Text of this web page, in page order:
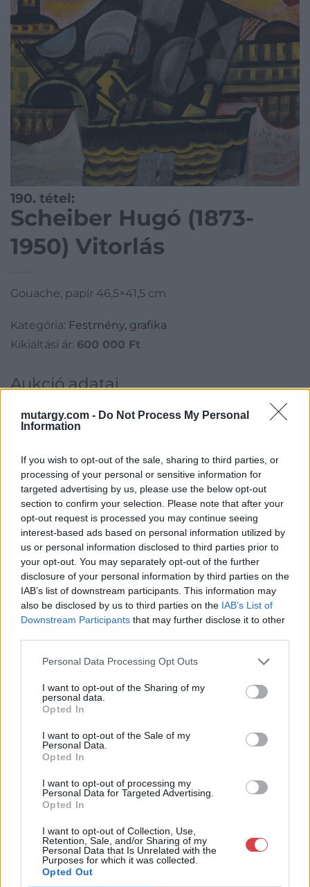
mutargy.com - Do Not Process My Personal
Information
If you wish to opt-out of the sale, sharing to third parties, or
processing of your personal or sensitive information for
targeted advertising by us, please use the below opt-out
section to confirm your selection. Please note that after your
opt-out request is processed you may continue seeing
interest-based ads based on personal information utilized by
us or personal information disclosed to third parties prior to
your opt-out. You may separately opt-out of the further
disclosure of your personal information by third parties on the
IAB’s list of downstream participants. This information may
also be disclosed by us to third parties on the IAB’s List of
Downstream Participants that may further disclose it to other
Personal Data Processing Opt Outs
I want to opt-out of the Sharing of my
personal data.
Opted In
I want to opt-out of the Sale of my
Personal Data.
Opted In
I want to opt-out of processing my
Personal Data for Targeted Advertising.
Opted In
I want to opt-out of Collection, Use,
Retention, Sale, and/or Sharing of my
Personal Data that Is Unrelated with the
Purposes for which it was collected.
Opted Out
190. tétel:
Scheiber Hugó (1873-
1950) Vitorlás
Gouache, papír 46,5×41,5 cm
Kategória: Festmény, grafika
Kikiáltási ár: 600 000 Ft
Aukció adatai
Aukció dátuma: 2017.10.14
Aukció helye: Budapest Kongresszusi Központ
Tételszám: 190
Eladó adatai
Eladó:Virág Judit Galéria
Cím: Nemes Zsófia
Mű-Terem Galéria Kft.
1055 Budapest, Falk Miksa u. 30
festészet és szecessziós Zsolnay kerámiák adás-vétele és
aukcionálása. Exkluzív aukciók évente 3 alkalommal.
GALÉRIA TOVÁBBI MŰTÁRGYAI
KAPCSOLÓDÓ MŰTÁRGYAK